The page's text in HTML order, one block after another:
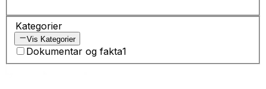
Kategorier
Vis Kategorier
Dokumentar og fakta1